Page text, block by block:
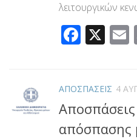
λειτουργικών
X
ΑΠΟΣΠΑΣΕΙΣ 4
απόσπασης